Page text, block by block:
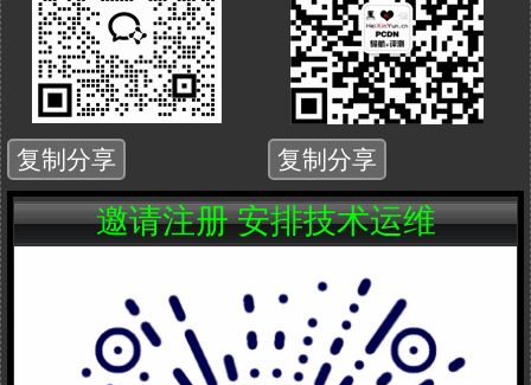
邀请注册 安排技术运维